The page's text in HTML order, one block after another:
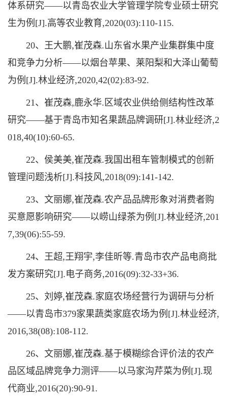
体系研究——以青岛农业大学管理学院专业硕士研究
生为例[J].高等农业教育,2020(03):110-115.
20、王大鹏,崔茂森.山东省水果产业集群集中度
和竞争力分析——以烟台苹果、莱阳梨和大泽山葡萄
为例[J].林业经济,2020,42(02):83-92.
21、崔茂森,鹿永华.区域农业供给侧结构性改革
研究——基于青岛市知名果蔬品牌调研[J].林业经济,2
018,40(10):60-65.
22、侯美美,崔茂森.我国出租车管制模式的创新
管理问题浅析[J].科技风,2018(09):141-142.
23、文丽娜,崔茂森.农产品品牌形象对消费者购
买意愿影响研究——以崂山绿茶为例[J].林业经济,201
7,39(06):55-59.
24、王超,王翔宇,李佳昕等.青岛市农产品电商批
发方案研究[J].电子商务,2016(09):32-33+36.
25、刘婷,崔茂森.家庭农场经营行为调研与分析
——以青岛市379家果蔬类家庭农场为例[J].林业经济,
2016,38(08):108-112.
26、文丽娜,崔茂森.基于模糊综合评价法的农产
品区域品牌竞争力测评——以马家沟芹菜为例[J].现
代商业,2016(20):90-91.